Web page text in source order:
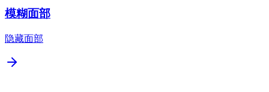
模糊面部
隐藏面部